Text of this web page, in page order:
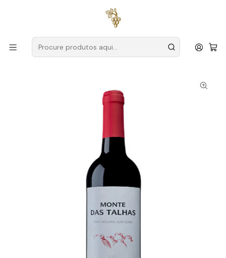
para encomendas a partir de
Produtores Alentejo
Herdade Grande
Monte das Talhas 2024 Alentejo Tinto 75cl